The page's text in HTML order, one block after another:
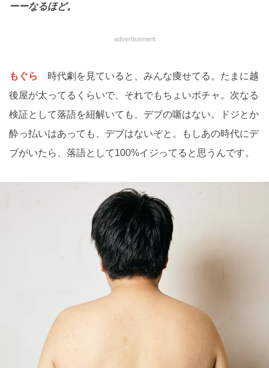
ーーなるほど。
advertisement
もぐら
時代劇を見ていると、みんな痩せてる。たまに越
後屋が太ってるくらいで、それでもちょいポチャ。次なる
検証として落語を紐解いても、デブの噺はない。ドジとか
酔っ払いはあっても、デブはないぞと。もしあの時代にデ
ブがいたら、落語として100%イジってると思うんです。